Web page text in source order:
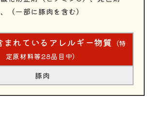
（一部に豚肉を含む）
まれているアレルギー物質 （特
定原材料等28品目中）
豚肉